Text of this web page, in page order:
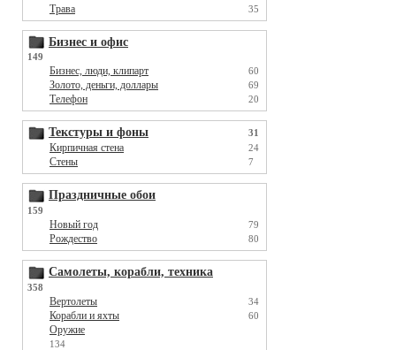
Трава 35
Бизнес и офис
149
Бизнес, люди, клипарт 60
Золото, деньги, доллары 69
Телефон 20
Текстуры и фоны 31
Кирпичная стена 24
Стены 7
Праздничные обои
159
Новый год 79
Рождество 80
Самолеты, корабли, техника
358
Вертолеты 34
Корабли и яхты 60
Оружие
134